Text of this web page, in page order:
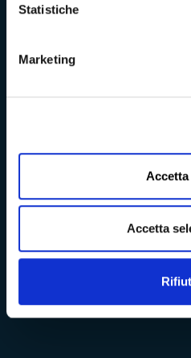
Statistiche
Marketing
Accetta
Dichiarazione di accessibilità
Vivere Massa-Carrara
Rete Provinciale delle Biblioteche
Turismo Massa-Cararara